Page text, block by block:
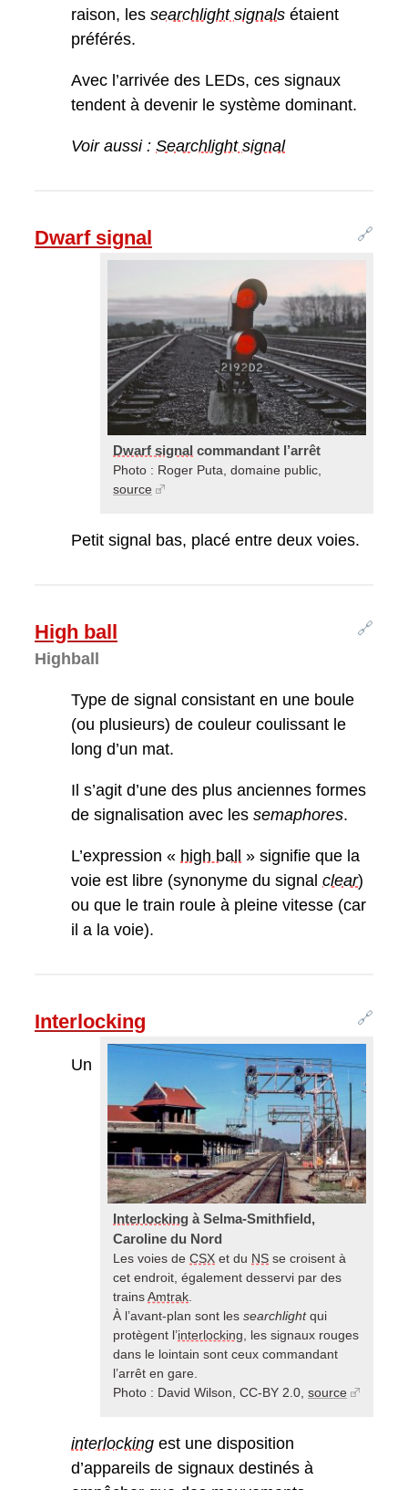
raison, les searchlight signals étaient
préférés.
Avec l’arrivée des LEDs, ces signaux
tendent à devenir le système dominant.
Voir aussi : Searchlight signal
🔗
Dwarf signal
Dwarf signal commandant l’arrêt
Photo : Roger Puta, domaine public,
source
Petit signal bas, placé entre deux voies.
🔗
High ball
Highball
Type de signal consistant en une boule
(ou plusieurs) de couleur coulissant le
long d’un mat.
Il s’agit d’une des plus anciennes formes
de signalisation avec les semaphores.
L’expression « high ball
» signifie que la
voie est libre (synonyme du signal clear)
ou que le train roule à pleine vitesse (car
il a la voie).
🔗
Interlocking
Interlocking à Selma-Smithfield,
Caroline du Nord
Les voies de CSX et du NS se croisent à
cet endroit, également desservi par des
trainsAmtrak.
À l’avant-plan sont les searchlightqui
protègent l’interlocking, les signaux rouges
dans le lointain sont ceux commandant
l’arrêt en gare.
Photo : David Wilson, CC-BY 2.0, source
Un
interlocking est une disposition
d’appareils de signaux destinés à